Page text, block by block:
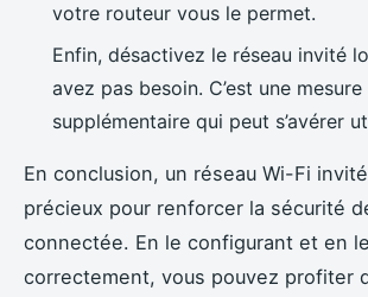
votre routeur vous le permet.
Enfin, désactivez le réseau invité
avez pas besoin. C’est une
supplémentaire qui peut s’avérer
En conclusion, un réseau Wi-Fi
précieux pour renforcer la sécurité
connectée. En le configurant et en
correctement, vous pouvez profiter